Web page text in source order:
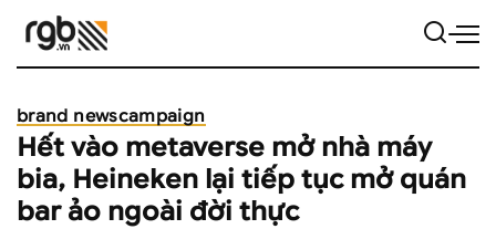
brand newscampaign
Hết vào metaverse mở nhà máy
bia, Heineken lại tiếp tục mở quán
bar ảo ngoài đời thực